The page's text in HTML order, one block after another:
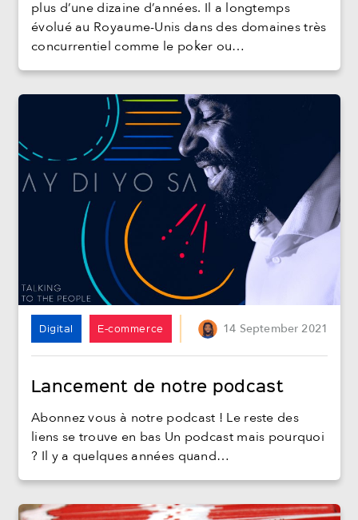
plus d’une dizaine d’années. Il a longtemps
évolué au Royaume-Unis dans des domaines très
concurrentiel comme le poker ou…
Digital E-commerce Food Podcast Travel
14 September 2021
Lancement de notre podcast
Abonnez vous à notre podcast ! Le reste des
liens se trouve en bas Un podcast mais pourquoi
? Il y a quelques années quand…